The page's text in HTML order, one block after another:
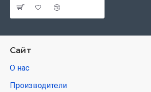
Сайт
О нас
Производители